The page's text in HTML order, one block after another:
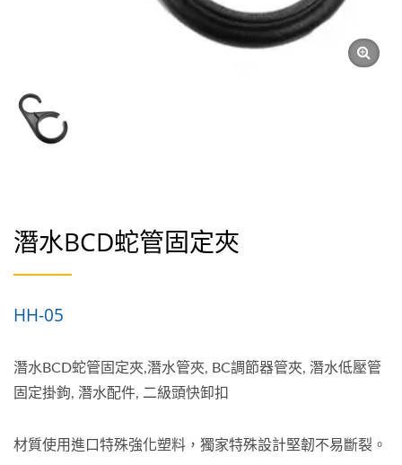
潛水BCD蛇管固定夾
HH-05
潛水BCD蛇管固定夾,潛水管夾, BC調節器管夾, 潛水低壓管
固定掛鉤, 潛水配件, 二級頭快卸扣
材質使用進口特殊強化塑料，獨家特殊設計堅韌不易斷裂。